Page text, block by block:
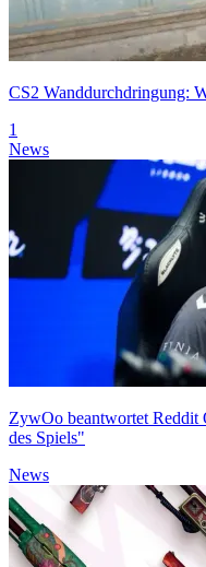
CS2 Wanddurchdringung:
1
News
ZywOo beantwortet
des Spiels"
News